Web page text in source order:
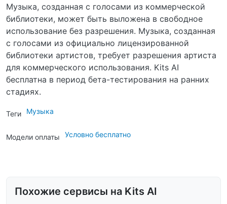
Музыка, созданная с голосами из коммерческой
библиотеки, может быть выложена в свободное
использование без разрешения. Музыка, созданная
с голосами из официально лицензированной
библиотеки артистов, требует разрешения артиста
для коммерческого использования. Kits AI
бесплатна в период бета-тестирования на ранних
стадиях.
Теги Музыка
Модели оплаты Условно бесплатно
Похожие сервисы на Kits AI